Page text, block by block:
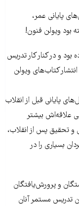
پایانی عمر،
بود ویولن فنون!
و در کنار کار تدریس
کتاب‌های ویولن
پایانی قبل از انقلاب
علاقه‌اش بیشتر
تحقیق پس از انقلاب،
بسیاری را در
و پرورش‌یافتگان
تدریس مستمر آنان